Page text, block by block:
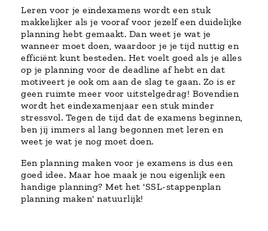
Leren voor je eindexamens wordt een stuk
makkelijker als je vooraf voor jezelf een duidelijke
planning hebt gemaakt. Dan weet je wat je
wanneer moet doen, waardoor je je tijd nuttig en
efficiënt kunt besteden. Het voelt goed als je alles
op je planning voor de deadline af hebt en dat
motiveert je ook om aan de slag te gaan. Zo is er
geen ruimte meer voor uitstelgedrag! Bovendien
wordt het eindexamenjaar een stuk minder
stressvol. Tegen de tijd dat de examens beginnen,
ben jij immers al lang begonnen met leren en
weet je wat je nog moet doen.
Een planning maken voor je examens is dus een
goed idee. Maar hoe maak je nou eigenlijk een
handige planning? Met het 'SSL-stappenplan
planning maken' natuurlijk!